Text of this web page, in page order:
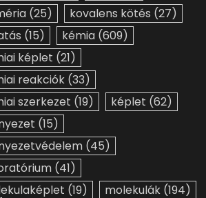
(25) kovalens kötés (27)
(15) kémia (609)
képlet (21)
reakciók (33)
szerkezet (19) képlet (62)
(15)
(45)
(41)
(19) molekulák (194)